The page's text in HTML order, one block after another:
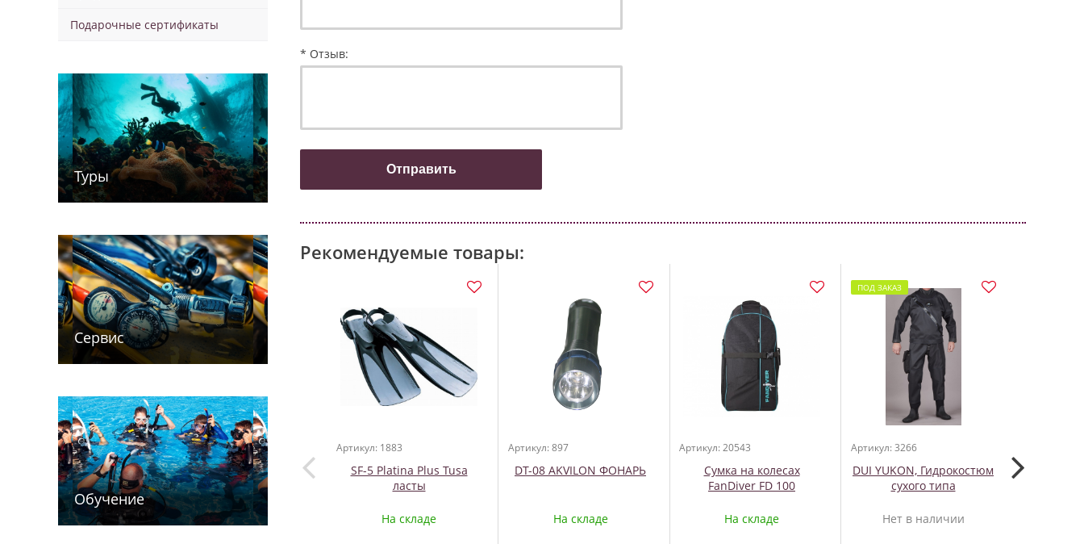
Подарочные сертификаты
Туры
Сервис
Обучение
* Отзыв:
Рекомендуемые товары:
Артикул: 1883
SF-5 Platina Plus Tusa
ласты
На складе
Артикул: 897
DT-08 AKVILON ФОНАРЬ
На складе
Артикул: 20543
Сумка на колесах
FanDiver FD 100
На складе
ПОД ЗАКАЗ
Артикул: 3266
DUI YUKON, Гидрокостюм
сухого типа
Нет в наличии